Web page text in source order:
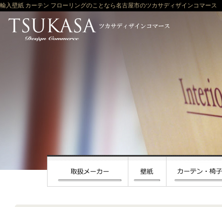
輸入壁紙 カーテン フローリングのことなら名古屋市のツカサディザインコマース